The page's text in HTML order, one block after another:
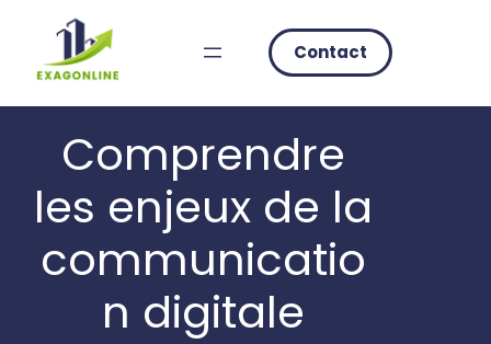
content
Contact
Comprendre
les enjeux de la
communicatio
n digitale